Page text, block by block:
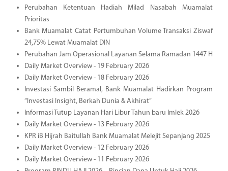
Perubahan Ketentuan Hadiah Milad Nasabah Muamalat
Prioritas
Bank Muamalat Catat Pertumbuhan Volume Transaksi Ziswaf
24,75% Lewat Muamalat DIN
Perubahan Jam Operasional Layanan Selama Ramadan 1447 H
Daily Market Overview - 19 February 2026
Daily Market Overview - 18 February 2026
Investasi Sambil Beramal, Bank Muamalat Hadirkan Program
“Investasi Insight, Berkah Dunia & Akhirat”
Informasi Tutup Layanan Hari Libur Tahun baru Imlek 2026
Daily Market Overview - 13 February 2026
KPR iB Hijrah Baitullah Bank Muamalat Melejit Sepanjang 2025
Daily Market Overview - 12 February 2026
Daily Market Overview - 11 February 2026